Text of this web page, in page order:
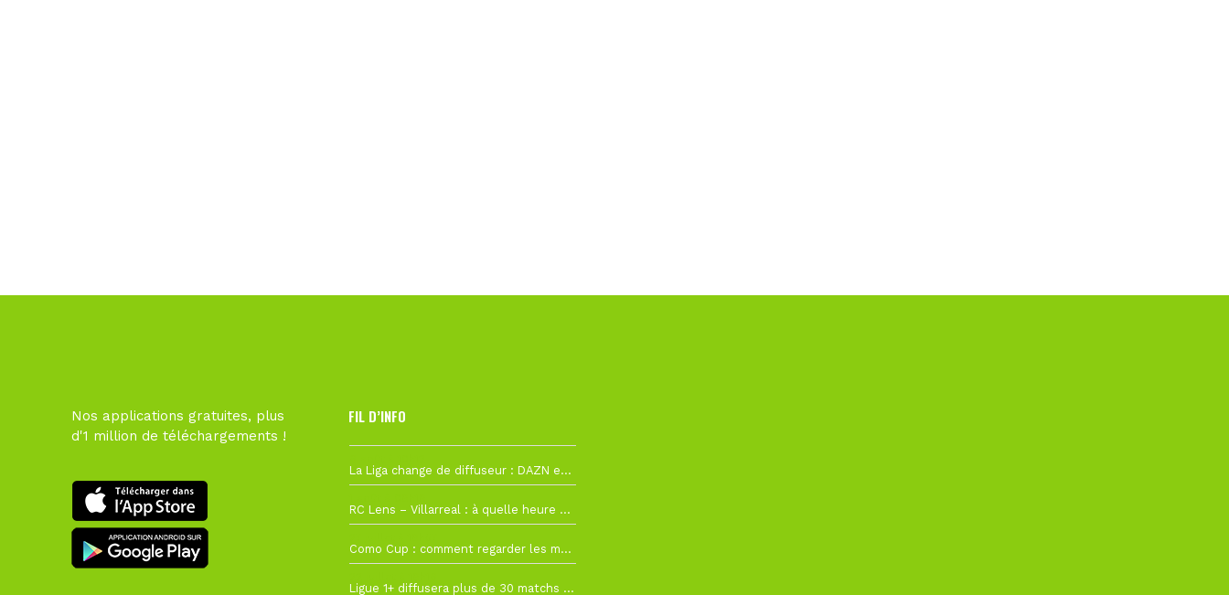
Nos applications gratuites, plus
d'1 million de téléchargements !
FIL D’INFO
La Liga change de diffuseur : DAZN et Disney+ remplacent beIN Sports !
RC Lens – Villarreal : à quelle heure et sur quelle chaîne voir la finale de la Como Cup ?
Como Cup : comment regarder les matchs du RC Lens en direct ?
Ligue 1+ diffusera plus de 30 matchs amicaux avant la reprise de la Ligue 1